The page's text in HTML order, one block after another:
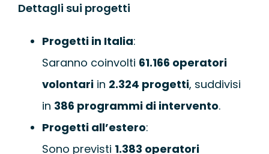
Dettagli sui progetti
Progetti in Italia:
Saranno coinvolti 61.166 operatori
volontariin 2.324 progetti, suddivisi
in 386 programmi di intervento.
Progetti all’estero:
Sono previsti 1.383 operatori